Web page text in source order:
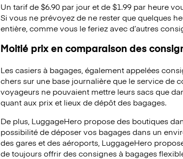
Un tarif de $6.90 par jour et de $1.99 par heure
Si vous ne prévoyez de ne rester que quelques
entière, comme vous le feriez avec d’autres
Moitié prix en comparaison des
Les casiers à bagages, également appelées
chers sur une base journalière que le service de
voyageurs ne pouvaient mettre leurs sacs que
quant aux prix et lieux de dépôt des bagages.
De plus, LuggageHero propose des boutiques
possibilité de déposer vos bagages dans un
des gares et des aéroports, LuggageHero
de toujours offrir des consignes à bagages